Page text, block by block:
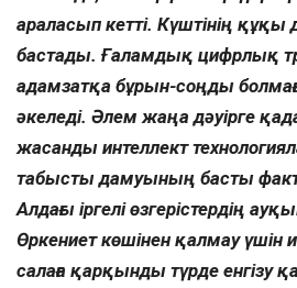
араласып кетті. Күштінің құқы
бастады. Ғаламдық цифрлық
адамзатқа бұрын-соңды
әкеледі. Әлем жаңа дәуірге
жасанды интеллект
табысты дамуының басты
Алдағы іргелі өзгерістердің
Өркениет көшінен қалмау үшін
салаға қарқынды түрде енгізу